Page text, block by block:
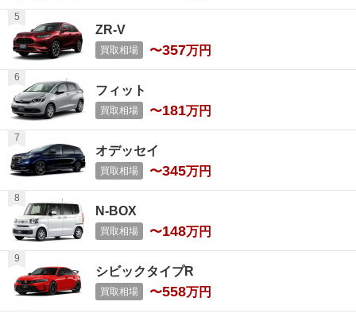
ZR-V
買取相場 〜357万円
フィット
買取相場 〜181万円
オデッセイ
買取相場 〜345万円
N-BOX
買取相場 〜148万円
シビックタイプR
買取相場 〜558万円